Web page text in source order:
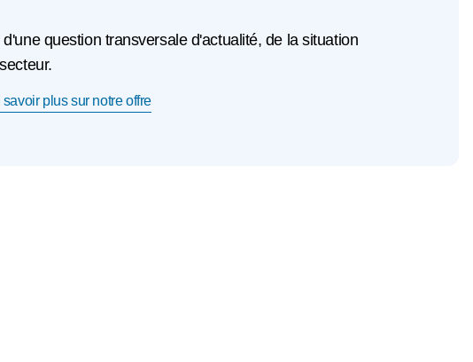
question transversale d'actualité, de la situation
savoir plus sur notre offre